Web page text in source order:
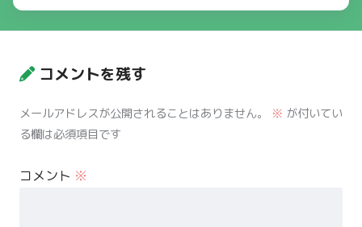
コメントを残す
メールアドレスが公開されることはありません。 ※ が付いてい
る欄は必須項目です
コメント ※